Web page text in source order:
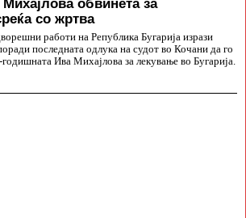
обвинета за
со жртва
работи на Република Бугарија изрази
последната одлука на судот во Кочани да го
Ива Михајлова за лекување во Бугарија.